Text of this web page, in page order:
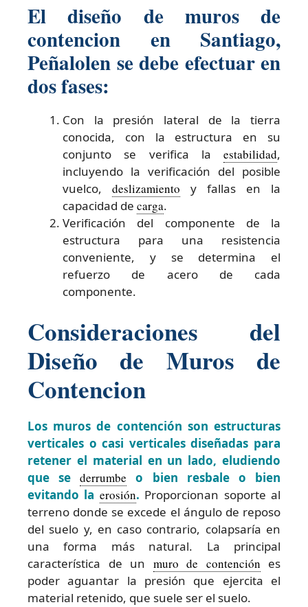
El diseño de muros de
contencion en Santiago,
Peñalolen se debe efectuar en
dos fases:
Con la presión lateral de la tierra
conocida, con la estructura en su
conjunto se verifica la estabilidad,
incluyendo la verificación del posible
vuelco, deslizamiento y fallas en la
capacidad de carga.
Verificación del componente de la
estructura para una resistencia
conveniente, y se determina el
refuerzo de acero de cada
componente.
Consideraciones del
Diseño de Muros de
Contencion
Los muros de contención son estructuras
verticales o casi verticales diseñadas para
retener el material en un lado, eludiendo
que sederrumbe o bien resbale o bien
evitando la erosión. Proporcionan soporte al
terreno donde se excede el ángulo de reposo
del suelo y, en caso contrario, colapsaría en
una forma más natural. La principal
característica de un muro de contención es
poder aguantar la presión que ejercita el
material retenido, que suele ser el suelo.